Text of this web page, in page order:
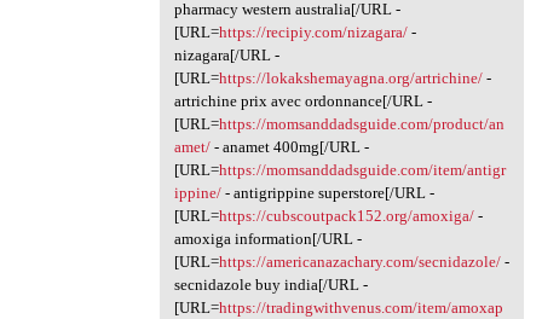
pharmacy western australia[/URL -
[URL=https://recipiy.com/nizagara/-
nizagara[/URL -
[URL=https://lokakshemayagna.org/artrichine/-
artrichine prix avec ordonnance[/URL -
[URL=https://momsanddadsguide.com/product/an
amet/- anamet 400mg[/URL -
[URL=https://momsanddadsguide.com/item/antigr
ippine/- antigrippine superstore[/URL -
[URL=https://cubscoutpack152.org/amoxiga/-
amoxiga information[/URL -
[URL=https://americanazachary.com/secnidazole/-
secnidazole buy india[/URL -
[URL=https://tradingwithvenus.com/item/amoxap